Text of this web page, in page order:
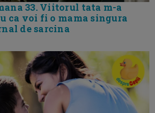
33. Viitorul tata m-a
ca voi fi o mama singura
de sarcina